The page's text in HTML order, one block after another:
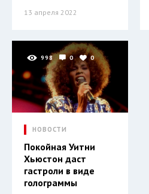
13 апреля 2022
998 0 0
НОВОСТИ
Покойная Уитни
Хьюстон даст
гастроли в виде
голограммы